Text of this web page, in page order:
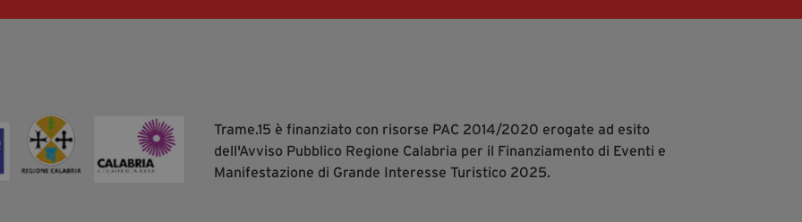
Trame.15 è finanziato con risorse PAC 2014/2020 erogate ad esito
dell'Avviso Pubblico Regione Calabria per il Finanziamento di Eventi e
Manifestazione di Grande Interesse Turistico 2025.